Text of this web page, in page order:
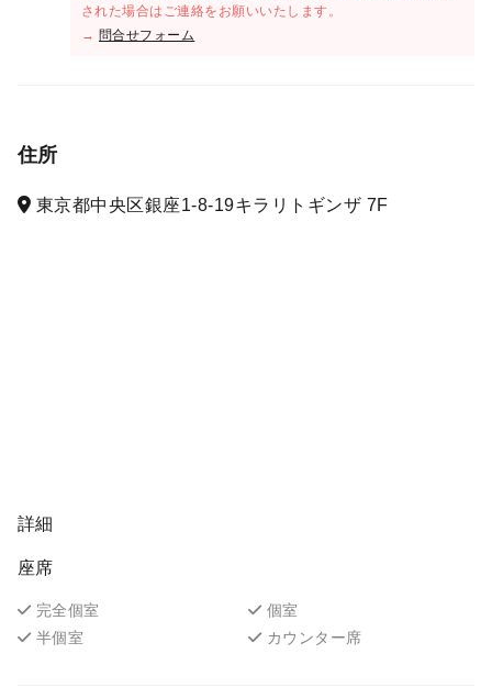
された場合はご連絡をお願いいたします。
→ 問合せフォーム
住所
東京都中央区銀座1-8-19キラリトギンザ 7F
詳細
座席
完全個室
個室
半個室
カウンター席